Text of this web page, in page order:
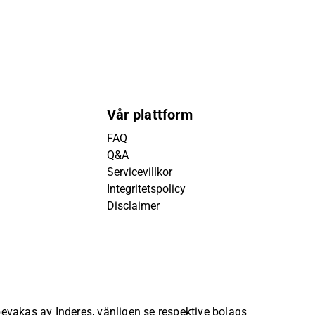
Vår plattform
FAQ
Q&A
Servicevillkor
Integritetspolicy
Disclaimer
av Inderes, vänligen se respektive bolags